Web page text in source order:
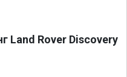
Land Rover Discovery